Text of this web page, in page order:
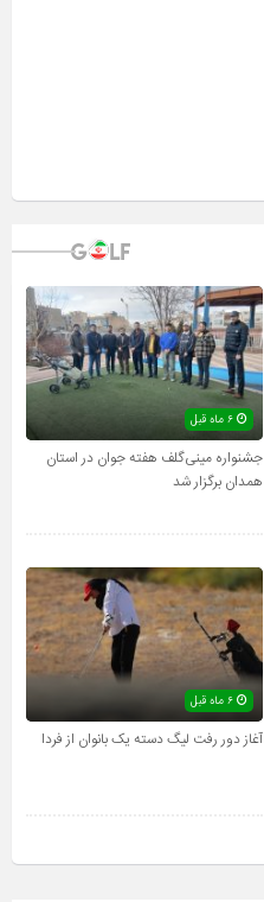
جشنواره مینی‌گلف هفته جوان در استان
همدان برگزار شد
آغاز دور رفت لیگ دسته یک بانوان از فردا